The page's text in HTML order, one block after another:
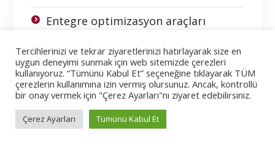
Entegre optimizasyon araçları
Hotline (Development Tracking
System; Geliştirme İzleme Sistemi)
SİSTEM YÖNETİMİ VE KONFİGÜRASYONU
Tercihlerinizi ve tekrar ziyaretlerinizi hatırlayarak size en
uygun deneyimi sunmak için web sitemizde çerezleri
kullanıyoruz. “Tümünü Kabul Et” seçeneğine tıklayarak TÜM
çerezlerin kullanımına izin vermiş olursunuz. Ancak, kontrollü
bir onay vermek için "Çerez Ayarları"nı ziyaret edebilirsiniz.
Çerez Ayarları Tümünü Kabul Et